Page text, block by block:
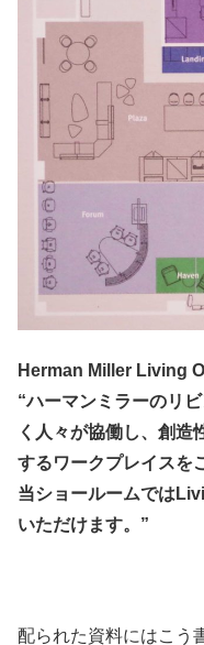
Herman Miller Living
“ハーマンミラーのリ
く人々が協働し、創造
するワークプレイスを
当ショールームでは
いただけます。”
配られた資料にはこう